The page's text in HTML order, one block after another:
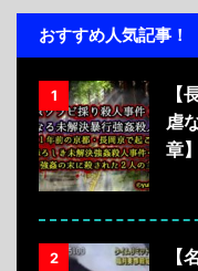
おすすめ人気記事！
1
【
虐
章】
2
【